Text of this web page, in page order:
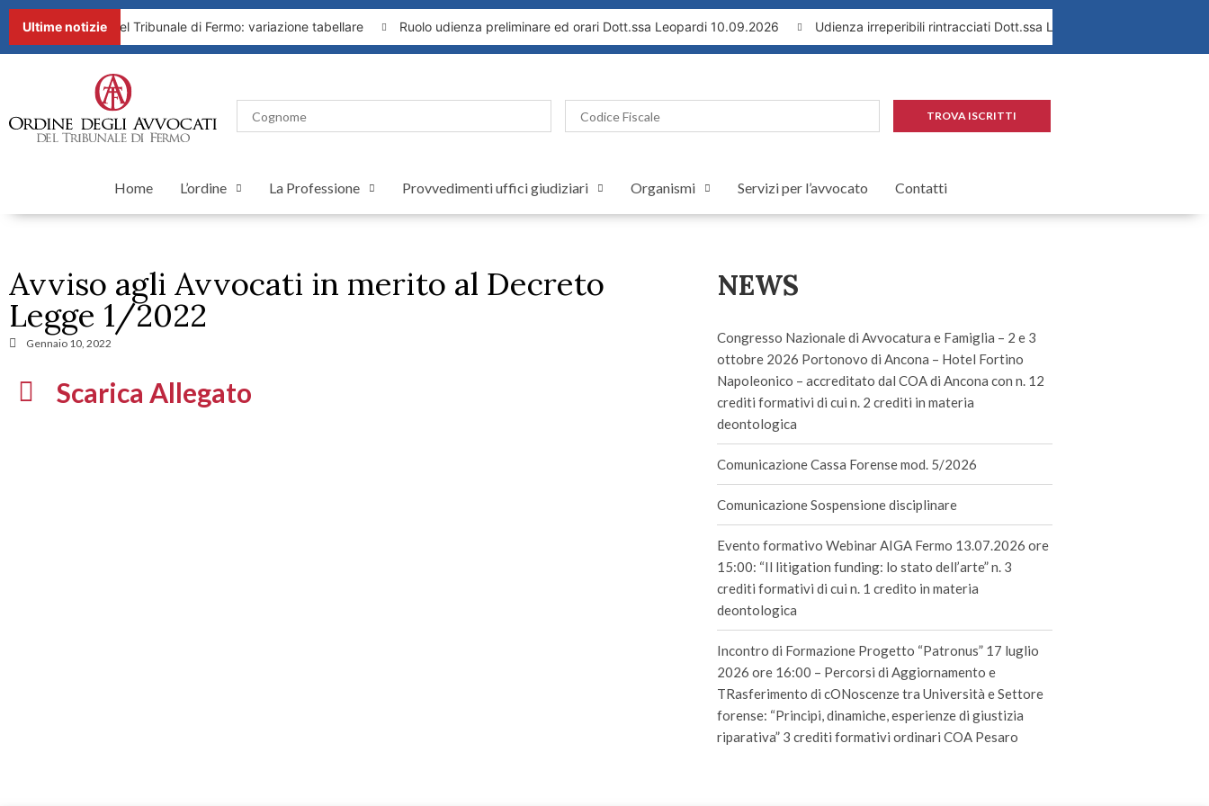
Ultime notizie
del Presidente del Tribunale di Fermo: variazione tabellare Ruolo udienza preliminare ed orari Dott.ssa Leopardi 10.09.2026 Udienza irreperibili rintracciati Dott.ssa Leopardi 1.09.2026
TROVA ISCRITTI
Home L’ordine La Professione Provvedimenti uffici giudiziari Organismi Servizi per l’avvocato Contatti
Avviso agli Avvocati in merito al Decreto
Legge 1/2022
Gennaio 10, 2022
Scarica Allegato
NEWS
Congresso Nazionale di Avvocatura e Famiglia – 2 e 3
ottobre 2026 Portonovo di Ancona – Hotel Fortino
Napoleonico – accreditato dal COA di Ancona con n. 12
crediti formativi di cui n. 2 crediti in materia
deontologica
Comunicazione Cassa Forense mod. 5/2026
Comunicazione Sospensione disciplinare
Evento formativo Webinar AIGA Fermo 13.07.2026 ore
15:00: “Il litigation funding: lo stato dell’arte” n. 3
crediti formativi di cui n. 1 credito in materia
deontologica
Incontro di Formazione Progetto “Patronus” 17 luglio
2026 ore 16:00 – Percorsi di Aggiornamento e
TRasferimento di cONoscenze tra Università e Settore
forense: “Principi, dinamiche, esperienze di giustizia
riparativa” 3 crediti formativi ordinari COA Pesaro